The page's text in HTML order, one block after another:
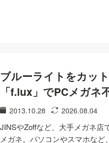
ブルーライトをカッ
「f.lux」でPCメガネ
2013.10.28 2026.08.04
JINSやZoffなど、大手メガネ店
メガネ。パソコンやスマホな